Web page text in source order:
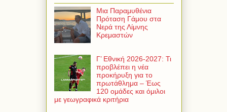
Μια Παραμυθένια
Πρόταση Γάμου στα
Νερά της Λίμνης
Κρεμαστών
Γ’ Εθνική 2026-2027: Τι
προβλέπει η νέα
προκήρυξη για το
πρωτάθλημα – Έως
120 ομάδες και όμιλοι
με γεωγραφικά κριτήρια